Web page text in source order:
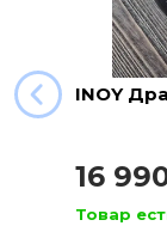
INOY
16
Товар